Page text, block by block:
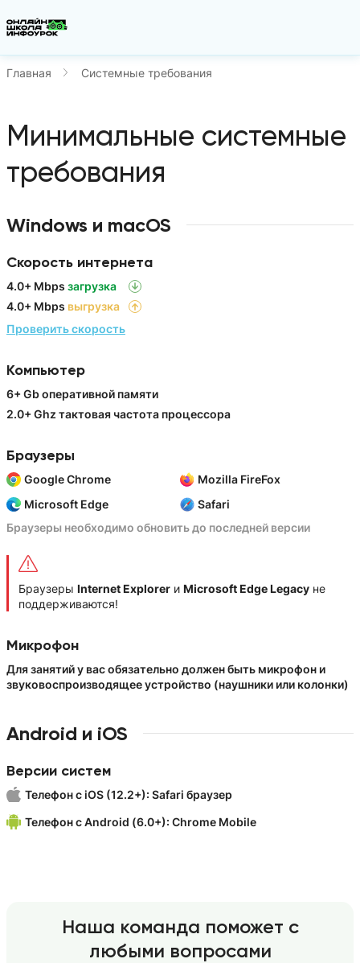
Главная Системные требования
Минимальные системные
требования
Windows и macOS
Скорость интернета
4.0+ Mbps загрузка
4.0+ Mbps выгрузка
Проверить скорость
Компьютер
6+ Gb оперативной памяти
2.0+ Ghz тактовая частота процессора
Браузеры
Google Chrome
Mozilla FireFox
Microsoft Edge
Safari
Браузеры необходимо обновить до последней версии
Браузеры Internet Explorer и Microsoft Edge Legacy не
поддерживаются!
Микрофон
Для занятий у вас обязательно должен быть микрофон и
звуковоспроизводящее устройство (наушники или колонки)
Android и iOS
Версии систем
Телефон с iOS (12.2+): Safari браузер
Телефон с Android (6.0+): Chrome Mobile
Наша команда поможет с
любыми вопросами